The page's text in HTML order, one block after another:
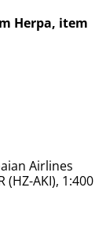
Herpa, item
Airlines
(HZ-AKI), 1:400